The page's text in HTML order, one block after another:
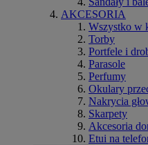
AKCESORIA
Wszystko w
Torby
Portfele i
Parasole
Perfumy
Okulary
Nakrycia
Skarpety
Akcesoria
Etui na